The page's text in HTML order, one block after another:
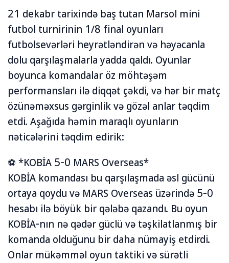
21 dekabr tarixində baş tutan Marsol mini
futbol turnirinin 1/8 final oyunları
futbolsevərləri heyrətləndirən və həyəcanla
dolu qarşılaşmalarla yadda qaldı. Oyunlar
boyunca komandalar öz möhtəşəm
performansları ilə diqqət çəkdi, və hər bir matç
özünəməxsus gərginlik və gözəl anlar təqdim
etdi. Aşağıda həmin maraqlı oyunların
nəticələrini təqdim edirik:
⚽ *KOBİA 5-0 MARS Overseas*
KOBİA komandası bu qarşılaşmada əsl gücünü
ortaya qoydu və MARS Overseas üzərində 5-0
hesabı ilə böyük bir qələbə qazandı. Bu oyun
KOBİA-nın nə qədər güclü və təşkilatlanmış bir
komanda olduğunu bir daha nümayiş etdirdi.
Onlar mükəmməl oyun taktiki və sürətli